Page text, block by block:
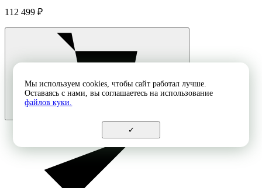
112 499 ₽
Мы используем cookies, чтобы сайт работал лучше.
Оставаясь с нами, вы соглашаетесь на использование
файлов куки.
✓